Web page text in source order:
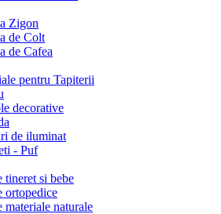
Zigon
de Colt
de Cafea
pentru Tapiterii
decorative
de iluminat
- Puf
tineret si bebe
ortopedice
materiale naturale